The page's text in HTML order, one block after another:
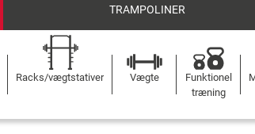
TRAMPOLINER
Racks/vægtstativer Vægte
Funktionel
træning